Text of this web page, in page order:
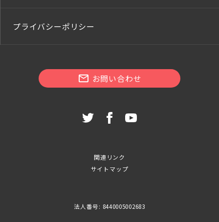
プライバシーポリシー
お問い合わせ
関連リンク
サイトマップ
法人番号: 8440005002683